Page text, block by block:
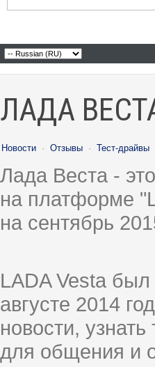
ЛАДА
Новости · Отзывы · Тест-драйвы
Лада Веста -
на платформе
на сентябрь
LADA Vesta
августе 2014
новости,
для общения и